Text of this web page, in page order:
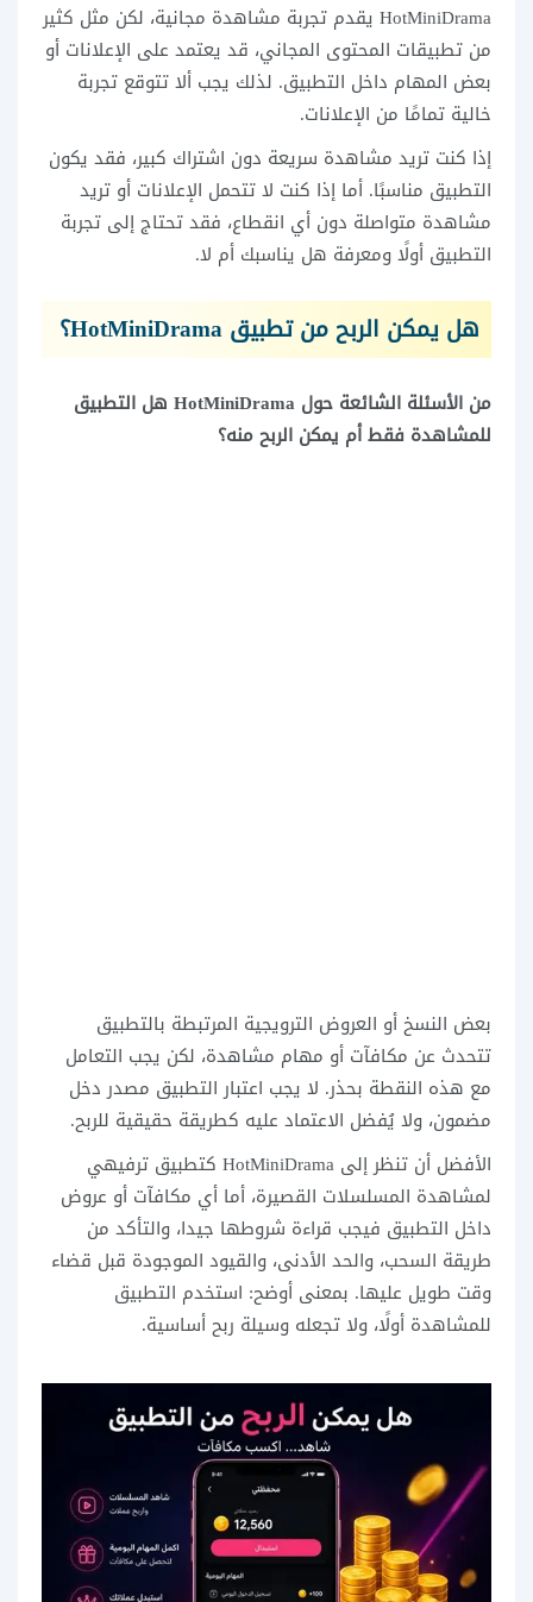
HotMiniDrama يقدم تجربة مشاهدة مجانية، لكن مثل كثير
من تطبيقات المحتوى المجاني، قد يعتمد على الإعلانات أو
بعض المهام داخل التطبيق. لذلك يجب ألا تتوقع تجربة
خالية تمامًا من الإعلانات.
إذا كنت تريد مشاهدة سريعة دون اشتراك كبير، فقد يكون
التطبيق مناسبًا. أما إذا كنت لا تتحمل الإعلانات أو تريد
مشاهدة متواصلة دون أي انقطاع، فقد تحتاج إلى تجربة
التطبيق أولًا ومعرفة هل يناسبك أم لا.
هل يمكن الربح من تطبيق HotMiniDrama؟
من الأسئلة الشائعة حول HotMiniDrama هل التطبيق
للمشاهدة فقط أم يمكن الربح منه؟
بعض النسخ أو العروض الترويجية المرتبطة بالتطبيق
تتحدث عن مكافآت أو مهام مشاهدة، لكن يجب التعامل
مع هذه النقطة بحذر. لا يجب اعتبار التطبيق مصدر دخل
مضمون، ولا يُفضل الاعتماد عليه كطريقة حقيقية للربح.
الأفضل أن تنظر إلى HotMiniDrama كتطبيق ترفيهي
لمشاهدة المسلسلات القصيرة، أما أي مكافآت أو عروض
داخل التطبيق فيجب قراءة شروطها جيدا، والتأكد من
طريقة السحب، والحد الأدنى، والقيود الموجودة قبل قضاء
وقت طويل عليها. بمعنى أوضح: استخدم التطبيق
للمشاهدة أولًا، ولا تجعله وسيلة ربح أساسية.